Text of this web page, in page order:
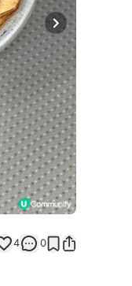
Next slide
4 0